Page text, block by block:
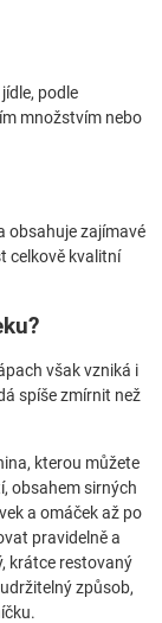
podle
množstvím nebo
obsahuje zajímavé
celkově kvalitní
však vzniká i
spíše zmírnit než
kterou můžete
obsahem sirných
a omáček až po
pravidelně a
krátce restovaný
způsob,